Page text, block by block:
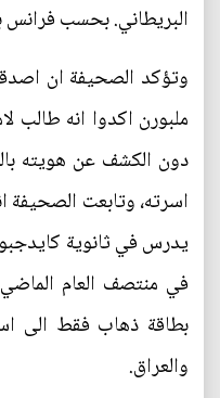
البريطاني. بحسب
وتؤكد الصحيفة ان
دون الكشف عن هويته
اسرته، وتابعت الصحيفة
يدرس في ثانوية
في منتصف العام
بطاقة ذهاب فقط الى
والعراق.